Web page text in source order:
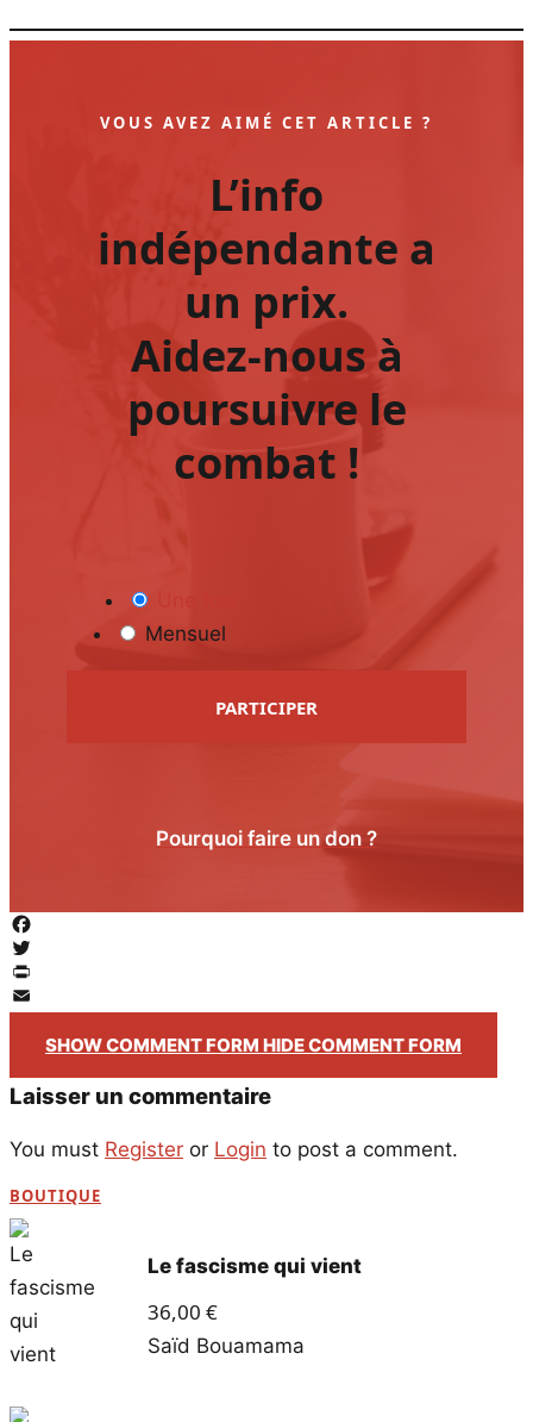
VOUS AVEZ AIMÉ CET ARTICLE ?
L’info
indépendante a
un prix.
Aidez-nous à
poursuivre le
combat !
Mensuel
PARTICIPER
Pourquoi faire un don ?
Facebook
Twitter
PrintFriendly
Email
SHOW COMMENT FORM HIDE COMMENT FORM
Laisser un commentaire
You must Register or Login to post a comment.
BOUTIQUE
Le fascisme qui vient
36,00 €
Saïd Bouamama